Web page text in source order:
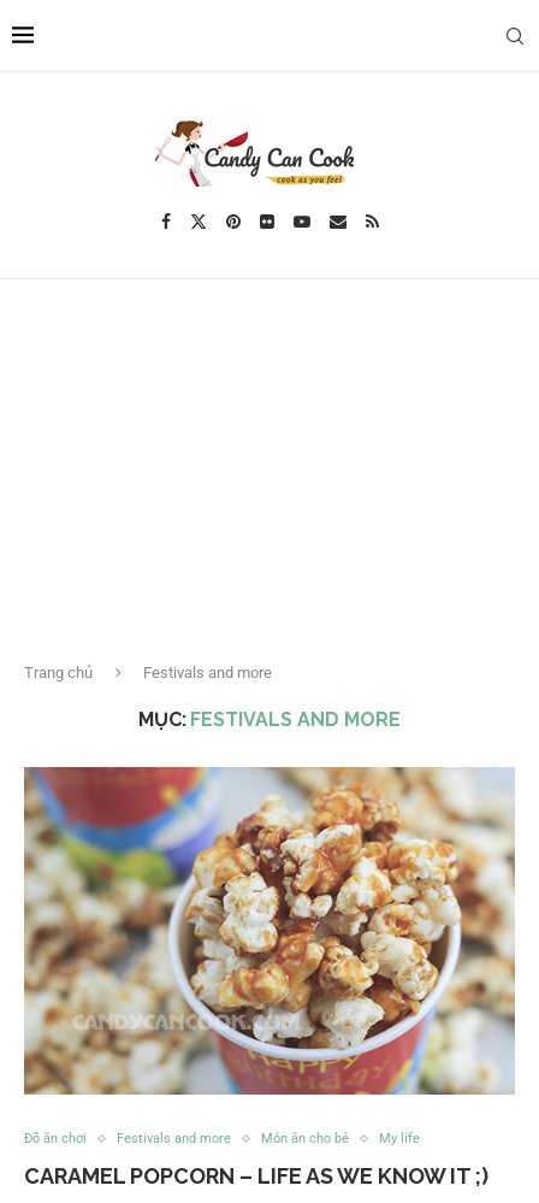
Trang chủ Festivals and more
MỤC: FESTIVALS AND MORE
Đồ ăn chơi Festivals and more Món ăn cho bé My life
CARAMEL POPCORN – LIFE AS WE KNOW IT ;)